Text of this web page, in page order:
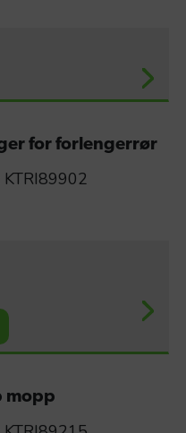
for forlengerrør
KTRI89902
mopp